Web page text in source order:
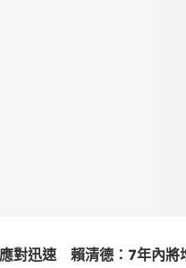
對迅速 賴清德：7年內將